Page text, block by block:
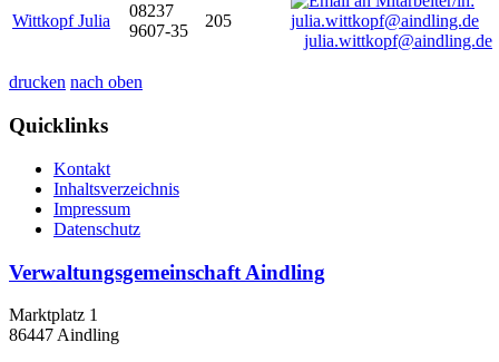
Wittkopf Julia
08237
9607-35
205
julia.wittkopf@aindling.de
drucken nach oben
Quicklinks
Kontakt
Inhaltsverzeichnis
Impressum
Datenschutz
Verwaltungsgemeinschaft Aindling
Marktplatz 1
86447 Aindling